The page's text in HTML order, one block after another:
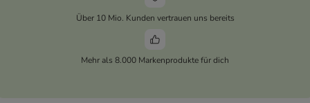
Über 10 Mio. Kunden vertrauen uns bereits
Mehr als 8.000 Markenprodukte für dich